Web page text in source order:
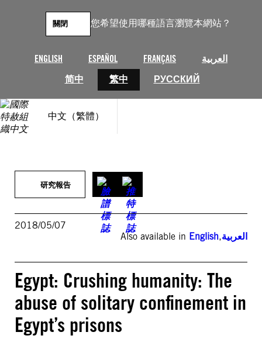
您希望使用哪種語言瀏覽本網站？
ENGLISH ESPAÑOL FRANÇAIS
العربية
简中
繁中 РУССКИЙ
關閉
中文（繁體）
研究報告
2018/05/07
Also available in English,العربية
Egypt: Crushing humanity: The
abuse of solitary confinement in
Egypt’s prisons